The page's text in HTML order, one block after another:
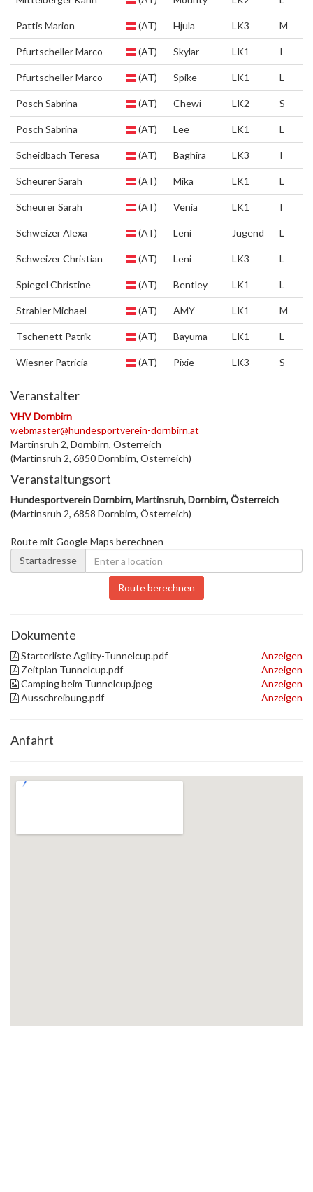
Pattis Marion (AT) Hjula LK3 M
Pfurtscheller Marco (AT) Skylar LK1 I
Pfurtscheller Marco (AT) Spike LK1 L
Posch Sabrina (AT) Chewi LK2 S
Posch Sabrina (AT) Lee LK1 L
Scheidbach Teresa (AT) Baghira LK3 I
Scheurer Sarah (AT) Mika LK1 L
Scheurer Sarah (AT) Venia LK1 I
Schweizer Alexa (AT) Leni Jugend L
Schweizer Christian (AT) Leni LK3 L
Spiegel Christine (AT) Bentley LK1 L
Strabler Michael (AT) AMY LK1 M
Tschenett Patrik (AT) Bayuma LK1 L
Wiesner Patricia (AT) Pixie LK3 S
Veranstalter
VHV Dornbirn
webmaster@hundesportverein-dornbirn.at
Martinsruh 2, Dornbirn, Österreich
(Martinsruh 2, 6850 Dornbirn, Österreich)
Veranstaltungsort
Hundesportverein Dornbirn, Martinsruh, Dornbirn, Österreich
(Martinsruh 2, 6858 Dornbirn, Österreich)
Route mit Google Maps berechnen
Startadresse
Route berechnen
Dokumente
Starterliste Agility-Tunnelcup.pdf
Anzeigen
Zeitplan Tunnelcup.pdf
Anzeigen
Camping beim Tunnelcup.jpeg
Anzeigen
Ausschreibung.pdf
Anzeigen
Anfahrt